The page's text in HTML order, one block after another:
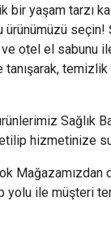
bir yaşam tarzı
ürünümüzü
otel el sabunu
Sağlık
hizmetinize
Mağazamızdan
yolu ile müşteri